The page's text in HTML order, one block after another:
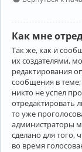
Как мне
Так же, как и
их создателями,
редактирования
сообщения в теме;
никто не успел
отредактировать
то уже
администраторы
сделано для того,
во время